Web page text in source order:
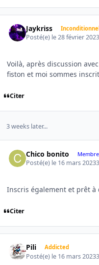
Jaykriss
Posté(e) le 28 février
Voilà, après discussion
fiston et moi sommes
Citer
3 weeks later...
Chico bonito
Posté(e) le 16 mars 2023
Inscris également et prêt à
Citer
Pili Addicted
Posté(e) le 16 mars 2023